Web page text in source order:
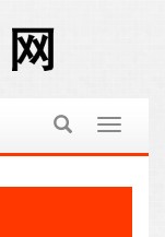
切
航